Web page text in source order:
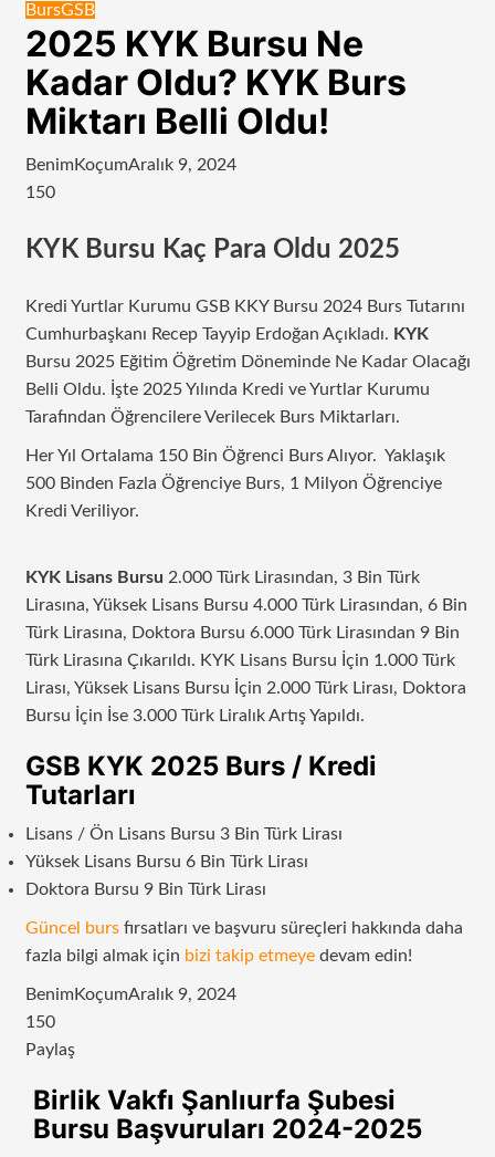
BursGSB
2025 KYK Bursu Ne
Kadar Oldu? KYK Burs
Miktarı Belli Oldu!
BenimKoçumAralık 9, 2024
150
KYK Bursu Kaç Para Oldu 2025
Kredi Yurtlar Kurumu GSB KKY Bursu 2024 Burs Tutarını
Cumhurbaşkanı Recep Tayyip Erdoğan Açıkladı. KYK
Bursu 2025 Eğitim Öğretim Döneminde Ne Kadar Olacağı
Belli Oldu. İşte 2025 Yılında Kredi ve Yurtlar Kurumu
Tarafından Öğrencilere Verilecek Burs Miktarları.
Her Yıl Ortalama 150 Bin Öğrenci Burs Alıyor. Yaklaşık
500 Binden Fazla Öğrenciye Burs, 1 Milyon Öğrenciye
Kredi Veriliyor.
KYK Lisans Bursu 2.000 Türk Lirasından, 3 Bin Türk
Lirasına, Yüksek Lisans Bursu 4.000 Türk Lirasından, 6 Bin
Türk Lirasına, Doktora Bursu 6.000 Türk Lirasından 9 Bin
Türk Lirasına Çıkarıldı. KYK Lisans Bursu İçin 1.000 Türk
Lirası, Yüksek Lisans Bursu İçin 2.000 Türk Lirası, Doktora
Bursu İçin İse 3.000 Türk Liralık Artış Yapıldı.
GSB KYK 2025 Burs / Kredi
Tutarları
Lisans / Ön Lisans Bursu 3 Bin Türk Lirası
Yüksek Lisans Bursu 6 Bin Türk Lirası
Doktora Bursu 9 Bin Türk Lirası
Güncel bursfırsatları ve başvuru süreçleri hakkında daha
fazla bilgi almak için bizi takip etmeyedevam edin!
BenimKoçumAralık 9, 2024
150
Paylaş
Posta
ile
Birlik Vakfı Şanlıurfa Şubesi
Bursu Başvuruları 2024-2025